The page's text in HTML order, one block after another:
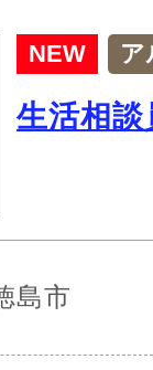
NEW ア
生活相
島市